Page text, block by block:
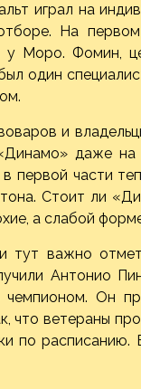
играл на
На
у Моро. Фомин,
один
и
даже на
первой части
Стоит ли
а слабой
тут важно
Антонио
чемпионом. Он
что ветераны
по расписанию.